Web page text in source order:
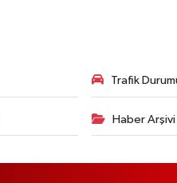
Trafik
Haber Arşivi